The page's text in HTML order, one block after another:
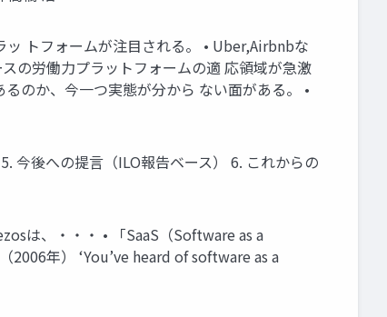
トフォームが注目される。 • Uber,Airbnbな
の労働力プラットフォームの適 応領域が急激
のか、今一つ実態が分から ない面がある。 •
今後への提言（ILO報告ベース） 6. これからの
は、・・・ • 「SaaS（Software as a
2006年） ‘You’ve heard of software as a